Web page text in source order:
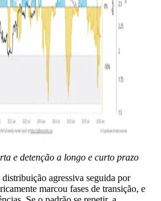
e detenção a longo e curto prazo
agressiva seguida por
marcou fases de transição, e